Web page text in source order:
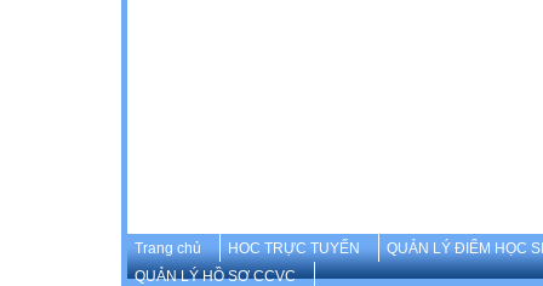
Trang chủ HOC TRỰC TUYẾN
QUẢN LÝ ĐIỂM HỌC
QUẢN LÝ HỒ SƠ CCVC